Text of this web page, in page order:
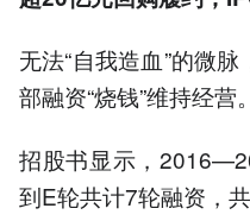
无法“自我造血”的微
部融资“烧钱”维持经营。
招股书显示，
到E轮共计7轮融资，